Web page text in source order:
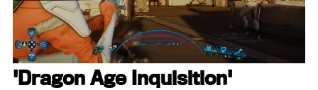
Unmute /
Loaded:
10.24%
'Dragon Age Inquisition'